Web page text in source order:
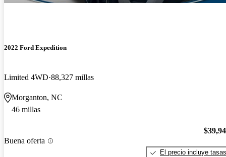
2022 Ford Expedition
Limited 4WD 88,327 millas
Morganton, NC
46 millas
Buena oferta
El precio incluye tasas